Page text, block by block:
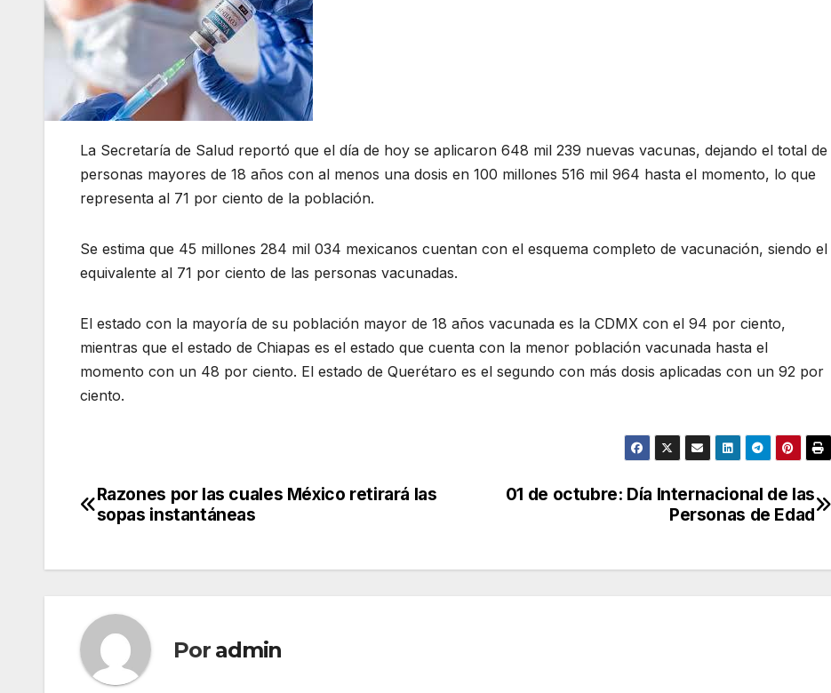
La Secretaría de Salud reportó que el día de hoy se aplicaron 648 mil 239 nuevas vacunas, dejando el total de
personas mayores de 18 años con al menos una dosis en 100 millones 516 mil 964 hasta el momento, lo que
representa al 71 por ciento de la población.
Se estima que 45 millones 284 mil 034 mexicanos cuentan con el esquema completo de vacunación, siendo el
equivalente al 71 por ciento de las personas vacunadas.
El estado con la mayoría de su población mayor de 18 años vacunada es la CDMX con el 94 por ciento,
mientras que el estado de Chiapas es el estado que cuenta con la menor población vacunada hasta el
momento con un 48 por ciento. El estado de Querétaro es el segundo con más dosis aplicadas con un 92 por
ciento.
Navegación
entradas
01 de octubre: Día Internacional de las
Personas de Edad
Razones por las cuales México retirará las
sopas instantáneas
Por admin